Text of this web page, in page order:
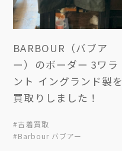
BARBOUR（バブア
ー）のボーダー 3ワラ
ント イングランド製を
買取りしました！
#古着買取
#Barbour バブアー